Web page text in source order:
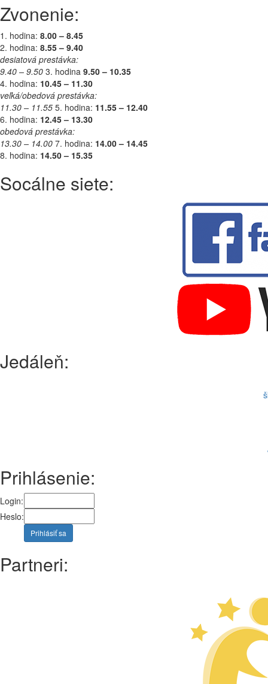
Zvonenie:
1. hodina: 8.00 – 8.45
2. hodina: 8.55 – 9.40
desiatová prestávka:
9.40 – 9.50 3. hodina 9.50 – 10.35
4. hodina: 10.45 – 11.30
veľká/obedová prestávka:
11.30 – 11.55 5. hodina: 11.55 – 12.40
6. hodina: 12.45 – 13.30
obedová prestávka:
13.30 – 14.00 7. hodina: 14.00 – 14.45
8. hodina: 14.50 – 15.35
Socálne siete:
Jedáleň:
Prihlásenie:
Login:
Heslo:
Prihlásiť sa
Partneri: